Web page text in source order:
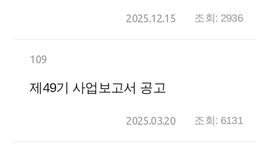
2025.12.15 조회: 2936
109
제49기 사업보고서 공고
2025.03.20 조회: 6131